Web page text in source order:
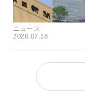
ニュース
2026.07.18